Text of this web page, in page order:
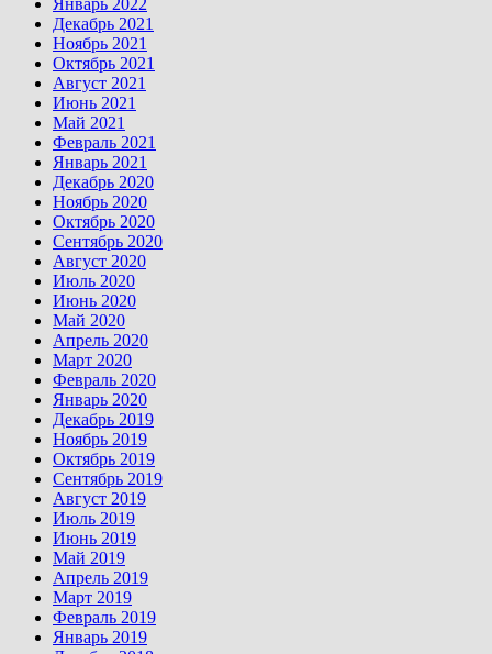
Январь 2022
Декабрь 2021
Ноябрь 2021
Октябрь 2021
Август 2021
Июнь 2021
Май 2021
Февраль 2021
Январь 2021
Декабрь 2020
Ноябрь 2020
Октябрь 2020
Сентябрь 2020
Август 2020
Июль 2020
Июнь 2020
Май 2020
Апрель 2020
Март 2020
Февраль 2020
Январь 2020
Декабрь 2019
Ноябрь 2019
Октябрь 2019
Сентябрь 2019
Август 2019
Июль 2019
Июнь 2019
Май 2019
Апрель 2019
Март 2019
Февраль 2019
Январь 2019